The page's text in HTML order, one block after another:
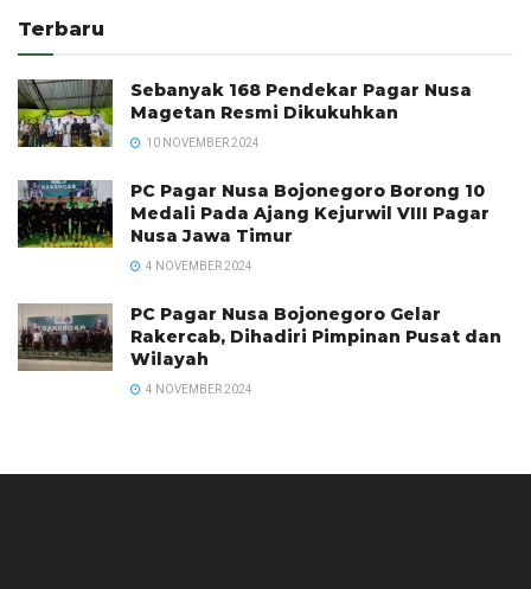
Terbaru
Sebanyak 168 Pendekar Pagar Nusa
Magetan Resmi Dikukuhkan
10 NOVEMBER 2024
PC Pagar Nusa Bojonegoro Borong 10
Medali Pada Ajang Kejurwil VIII Pagar
Nusa Jawa Timur
4 NOVEMBER 2024
PC Pagar Nusa Bojonegoro Gelar
Rakercab, Dihadiri Pimpinan Pusat dan
Wilayah
4 NOVEMBER 2024